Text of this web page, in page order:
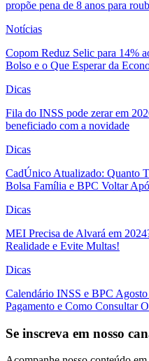
propõe pena de 8 anos para
Notícias
Copom Reduz Selic para 14%
Bolso e o Que Esperar da
Dicas
Fila do INSS pode zerar em
beneficiado com a novidade
Dicas
CadÚnico Atualizado: Quanto
Bolsa Família e BPC Voltar
Dicas
MEI Precisa de Alvará em
Realidade e Evite Multas!
Dicas
Calendário INSS e BPC
Pagamento e Como Consultar
Se inscreva em nosso